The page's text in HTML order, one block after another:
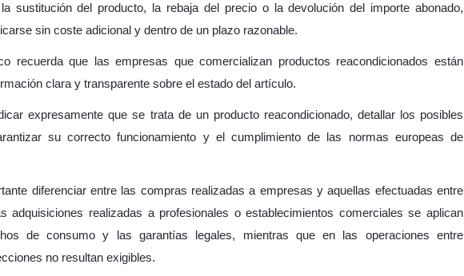
sustitución del producto, la rebaja del precio o la devolución del importe abonado,
sin coste adicional y dentro de un plazo razonable.
recuerda que las empresas que comercializan productos reacondicionados están
clara y transparente sobre el estado del artículo.
expresamente que se trata de un producto reacondicionado, detallar los posibles
su correcto funcionamiento y el cumplimiento de las normas europeas de
diferenciar entre las compras realizadas a empresas y aquellas efectuadas entre
adquisiciones realizadas a profesionales o establecimientos comerciales se aplican
de consumo y las garantías legales, mientras que en las operaciones entre
no resultan exigibles.